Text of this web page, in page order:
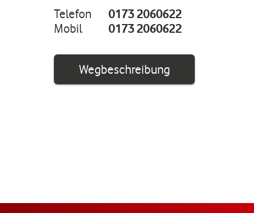
Telefon
0173 2060622
Mobil
0173 2060622
WegbeschreibungLink öffnet in